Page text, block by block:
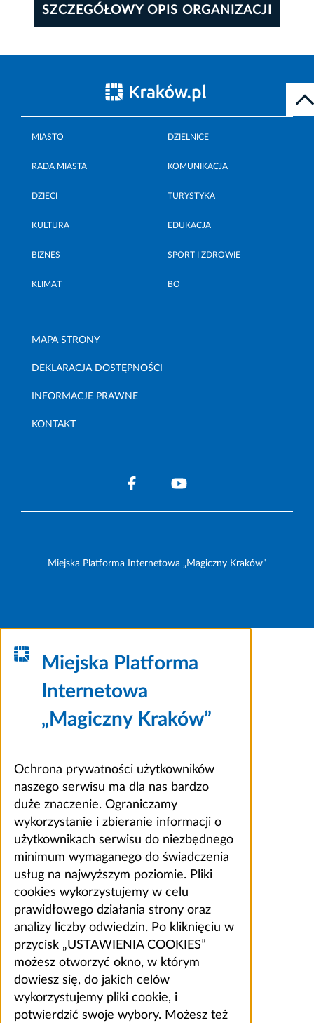
SZCZEGÓŁOWY OPIS ORGANIZACJI
MIASTO DZIELNICE
RADA MIASTA KOMUNIKACJA
DZIECI TURYSTYKA
KULTURA EDUKACJA
BIZNES SPORT I ZDROWIE
KLIMAT BO
MAPA STRONY
DEKLARACJA DOSTĘPNOŚCI
INFORMACJE PRAWNE
KONTAKT
Miejska Platforma Internetowa „Magiczny Kraków”
Miejska Platforma
Internetowa
„Magiczny Kraków”
Ochrona prywatności użytkowników
naszego serwisu ma dla nas bardzo
duże znaczenie. Ograniczamy
wykorzystanie i zbieranie informacji o
użytkownikach serwisu do niezbędnego
minimum wymaganego do świadczenia
usług na najwyższym poziomie. Pliki
cookies wykorzystujemy w celu
prawidłowego działania strony oraz
analizy liczby odwiedzin. Po kliknięciu w
przycisk „USTAWIENIA COOKIES”
możesz otworzyć okno, w którym
dowiesz się, do jakich celów
wykorzystujemy pliki cookie, i
potwierdzić swoje wybory. Możesz też